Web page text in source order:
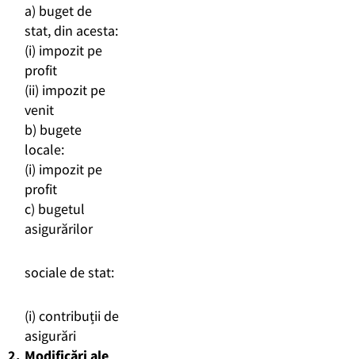
a) buget de
stat, din acesta:
(i) impozit pe
profit
(ii) impozit pe
venit
b) bugete
locale:
(i) impozit pe
profit
c) bugetul
asigurărilor
sociale de stat:
(i) contribuții de
asigurări
2. Modificări ale